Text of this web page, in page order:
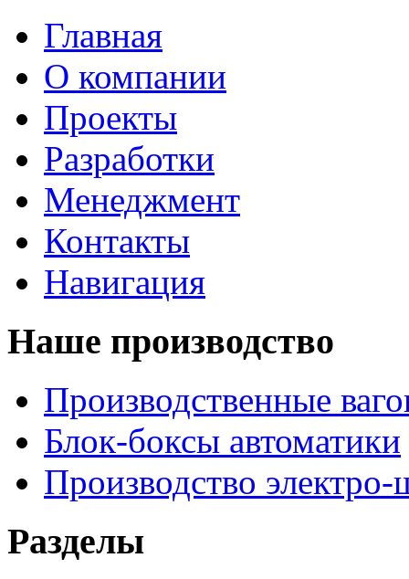
Главная
О компании
Проекты
Разработки
Менеджмент
Контакты
Навигация
Наше производство
Производственные
Блок-боксы автоматики
Производство
Разделы